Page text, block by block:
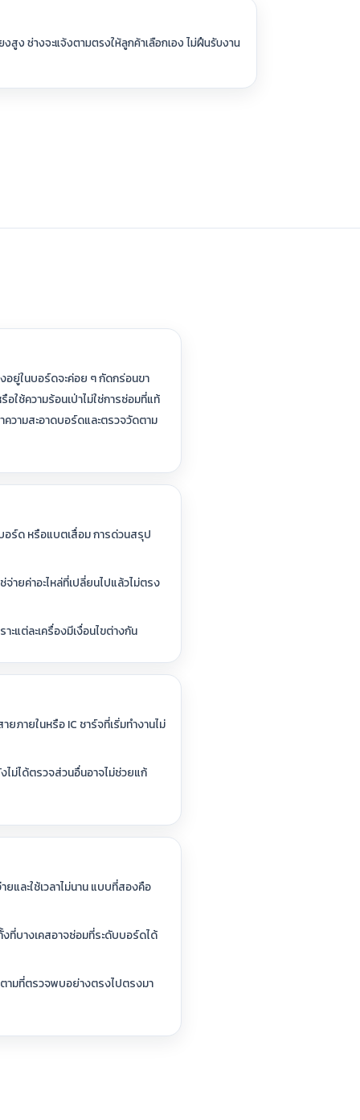
สูง ช่างจะแจ้งตามตรงให้ลูกค้าเลือกเอง ไม่ฝืนรับงาน
อยู่ในบอร์ดจะค่อย ๆ กัดกร่อนขา
ใช้ความร้อนเป่าไม่ใช่การซ่อมที่แท้
ความสะอาดบอร์ดและตรวจวัดตาม
อร์ด หรือแบตเสื่อม การด่วนสรุป
ายค่าอะไหล่ที่เปลี่ยนไปแล้วไม่ตรง
แต่ละเครื่องมีเงื่อนไขต่างกัน
ภายในหรือ IC ชาร์จที่เริ่มทำงานไม่
ไม่ได้ตรวจส่วนอื่นอาจไม่ช่วยแก้
และใช้เวลาไม่นาน แบบที่สองคือ
งที่บางเคสอาจซ่อมที่ระดับบอร์ดได้
ตามที่ตรวจพบอย่างตรงไปตรงมา